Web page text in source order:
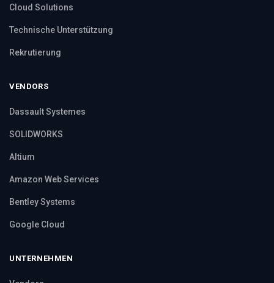
Cloud Solutions
Technische Unterstützung
Rekrutierung
VENDORS
Dassault Systemes
SOLIDWORKS
Altium
Amazon Web Services
Bentley Systems
Google Cloud
UNTERNEHMEN